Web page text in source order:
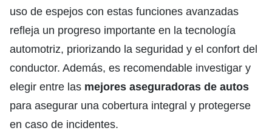
uso de espejos con estas funciones avanzadas
refleja un progreso importante en la tecnología
automotriz, priorizando la seguridad y el confort del
conductor. Además, es recomendable investigar y
elegir entre las mejores aseguradoras de autos
para asegurar una cobertura integral y protegerse
en caso de incidentes.